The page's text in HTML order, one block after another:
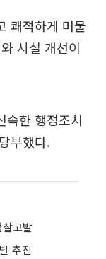
쾌적하게 머물
시설 개선이
속한 행정조치
부했다.
고발
추진